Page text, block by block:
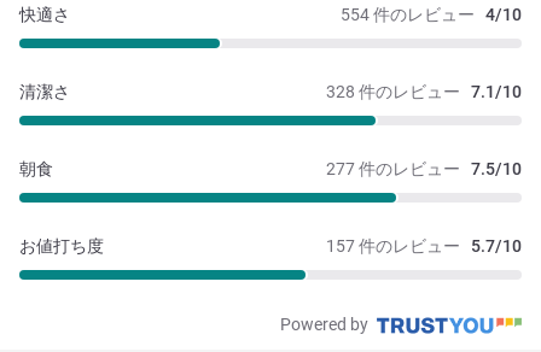
554 件のレビュー 4/10
快適さ
328 件のレビュー 7.1/10
清潔さ
277 件のレビュー 7.5/10
朝食
157 件のレビュー 5.7/10
お値打ち度
Powered by